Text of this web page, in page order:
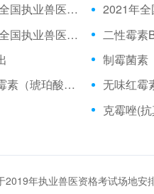
2021年全国执业兽医资格考试成绩公布时间、合格分数线
2022年全国执业兽医考试时间
二性霉素
制霉菌素
琥乙红霉素（琥珀酸红霉素、乙琥红霉素）
2019年执业兽医资格考试场地安